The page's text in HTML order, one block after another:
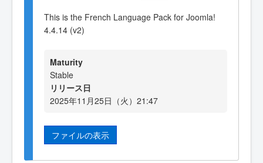
This is the French Language Pack for Joomla!
4.4.14 (v2)
Maturity
Stable
リリース日
2025年11月25日（火）21:47
ファイルの表示